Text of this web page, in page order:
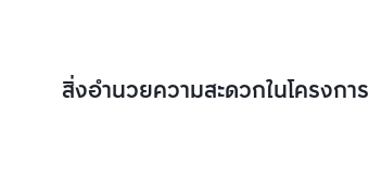
สิ่งอำนวยความสะดวกในโครงการ